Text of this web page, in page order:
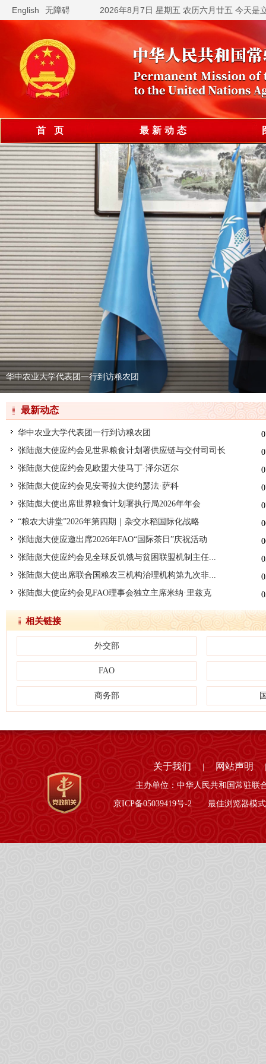
English 无障碍 2026年8月7日 星期五 农历六月廿五 今天是
首 页 最新动态
华中农业大学代表团一行到访粮农团
最新动态
华中农业大学代表团一行到访粮农团
张陆彪大使应约会见世界粮食计划署供应链与交付司司长
张陆彪大使应约会见欧盟大使马丁·泽尔迈尔
张陆彪大使应约会见安哥拉大使约瑟法·萨科
张陆彪大使出席世界粮食计划署执行局2026年年会
“粮农大讲堂”2026年第四期｜杂交水稻国际化战略
张陆彪大使应邀出席2026年FAO“国际茶日”庆祝活动
张陆彪大使应约会见全球反饥饿与贫困联盟机制主任...
张陆彪大使出席联合国粮农三机构治理机构第九次非...
张陆彪大使应约会见FAO理事会独立主席米纳·里兹克‌
相关链接
外交部
FAO
商务部
关于我们 网站声明
主办单位：中华人民共和国常驻
京ICP备05039419号-2 最佳浏览器模式